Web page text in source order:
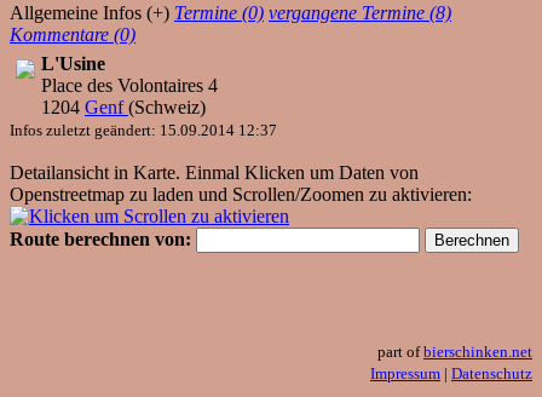
Allgemeine Infos (+) Termine (0) vergangene Termine (8)
Kommentare (0)
L'Usine
Place des Volontaires 4
1204 Genf(Schweiz)
Infos zuletzt geändert: 15.09.2014 12:37
Detailansicht in Karte. Einmal Klicken um Daten von
Openstreetmap zu laden und Scrollen/Zoomen zu aktivieren:
Route berechnen von:
part ofbierschinken.net
Impressum | Datenschutz